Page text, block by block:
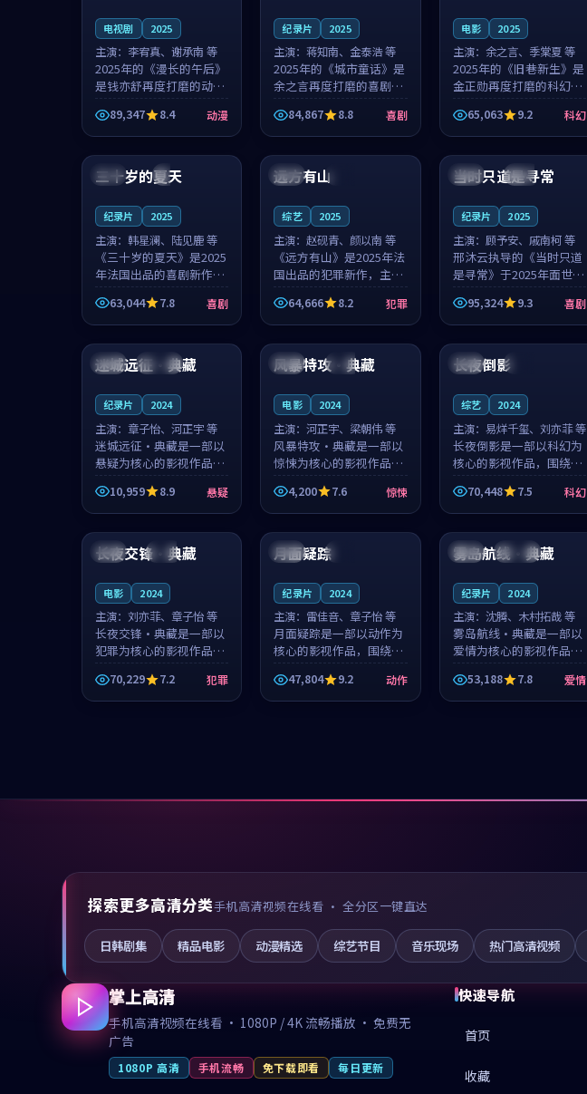
电视剧 2025
主演： 李宥真、谢承南 等
2025年的《漫长的午后》
是钱亦舒再度打磨的动漫
佳作。中国大陆的取景与
海岛日常的氛围相互成
就，李宥真与谢承南的对
手戏自然克制，让整部影
片在悬念与...
89,347 8.4 动漫
纪录片 2025
主演：蒋知南、金泰浩 等
2025年的《城市童话》是
余之言再度打磨的喜剧佳
作。美国的取景与历史战
争的氛围相互成就，蒋知
南与金泰浩的对手戏自然
克制，让整部影片在悬念
与温度之...
84,867 8.8 喜剧
电影 2025
主演： 余之言、季棠夏 等
2025年的《旧巷新生》是
金正勋再度打磨的科幻佳
作。英国的取景与雨夜物
语的氛围相互成就，余之
言与季棠夏的对手戏自然
克制，让整部影片在悬念
与温度之...
65,063 9.2 科幻
法国 4K
99:12
三十岁的夏天
纪录片 2025
主演： 韩星澜、陆见鹿 等
《三十岁的夏天》是2025
年法国出品的喜剧新作，
主创团队希望用深夜电台
的故事让观众停下来想一
想。韩星澜领衔，陆见鹿
担任重要角色，山田纯一
的叙事节...
63,044 7.8 喜剧
法国
99:48
远方有山
综艺 2025
主演：赵砚青、颜以南 等
《远方有山》是2025年法
国出品的犯罪新作，主创
团队希望用高校追梦的故
事让观众停下来想一想。
赵砚青领衔，颜以南担任
重要角色，山田纯一的叙
事节奏一...
64,666 8.2 犯罪
泰国 杜比
99:32
当时只道是寻常
纪录片 2025
主演： 顾予安、戚南柯 等
邢沐云执导的《当时只道
是寻常》于2025年面世，
泰国的城市气质与母女情
深的人物心境共同构筑了
影片基调。顾予安、戚南
柯用细腻的表演撑起整部
喜剧电影...
95,324 9.3 喜剧
法国 连载中
99:56
迷城远征·典藏
纪录片 2024
主演： 章子怡、河正宇 等
迷城远征·典藏是一部以
悬疑为核心的影视作品，
围绕危机、反转与人物成
长展开，整体节奏紧凑，
值得推荐观看。
10,959 8.9 悬疑
法国 杜比
99:07
风暴特攻·典藏
电影 2024
主演：河正宇、梁朝伟 等
风暴特攻·典藏是一部以
惊悚为核心的影视作品，
围绕危机、反转与人物成
长展开，整体节奏紧凑，
值得推荐观看。
4,200 7.6 惊悚
英国
99:16
长夜倒影
综艺 2024
主演： 易烊千玺、刘亦菲 等
长夜倒影是一部以科幻为
核心的影视作品，围绕危
机、反转与人物成长展
开，整体节奏紧凑，值得
推荐观看。
70,448 7.5 科幻
法国 热播
99:40
长夜交锋·典藏
电影 2024
主演： 刘亦菲、章子怡 等
长夜交锋·典藏是一部以
犯罪为核心的影视作品，
围绕危机、反转与人物成
长展开，整体节奏紧凑，
值得推荐观看。
70,229 7.2 犯罪
泰国
99:30
月面疑踪
纪录片 2024
主演： 雷佳音、章子怡 等
月面疑踪是一部以动作为
核心的影视作品，围绕危
机、反转与人物成长展
开，整体节奏紧凑，值得
推荐观看。
47,804 9.2 动作
中国 连载中
92:53
雾岛航线·典藏
纪录片 2024
主演： 沈腾、木村拓哉 等
雾岛航线·典藏是一部以
爱情为核心的影视作品，
围绕危机、反转与人物成
长展开，整体节奏紧凑，
值得推荐观看。
53,188 7.8 爱情
探索更多高清分类手机高清视频在线看 · 全分区一键直达
日韩剧集 精品电影 动漫精选 综艺节目 音乐现场 热门高清视频
掌上高清
手机高清视频在线看 · 1080P / 4K 流畅播放 · 免费无
广告
1080P 高清 手机流畅 免下载即看 每日更新
快速导航
首页
收藏